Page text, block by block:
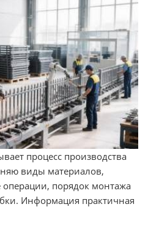
процесс производства
виды материалов,
операции, порядок монтажа
Информация практичная